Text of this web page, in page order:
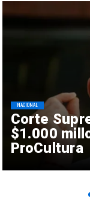
Corte
$1.000
ProCultura
NACIONAL